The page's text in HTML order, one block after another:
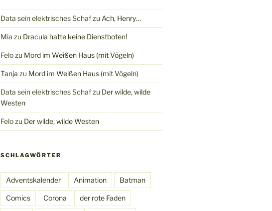
Data sein elektrisches Schafzu Ach, Henry…
Mia zu Dracula hatte keine Dienstboten!
Felozu Mord im Weißen Haus (mit Vögeln)
Tanja zu Mord im Weißen Haus (mit Vögeln)
Data sein elektrisches Schafzu Der wilde, wilde
Westen
Felozu Der wilde, wilde Westen
SCHLAGWÖRTER
Adventskalender Animation Batman
Comics Corona der rote Faden